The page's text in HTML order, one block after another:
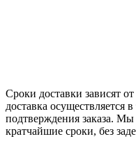
Сроки доставки зависят
доставка осуществляется
подтверждения заказа.
кратчайшие сроки, без